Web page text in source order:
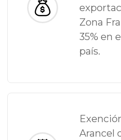
Zona
35% en
país.
Arancel